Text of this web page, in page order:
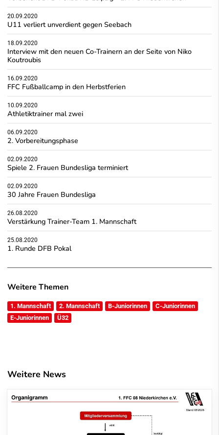
20.09.2020
U11 verliert unverdient gegen Seebach
18.09.2020
Interview mit den neuen Co-Trainern an der Seite von Niko
Koutroubis
16.09.2020
FFC Fußballcamp in den Herbstferien
10.09.2020
Athletiktrainer mal zwei
06.09.2020
2. Vorbereitungsphase
02.09.2020
Spiele 2. Frauen Bundesliga terminiert
02.09.2020
30 Jahre Frauen Bundesliga
26.08.2020
Verstärkung Trainer-Team 1. Mannschaft
25.08.2020
1. Runde DFB Pokal
Weitere Themen
1. Mannschaft 2. Mannschaft B-Juniorinnen
C-Juniorinnen
E-Juniorinnen
Ü32
Weitere News